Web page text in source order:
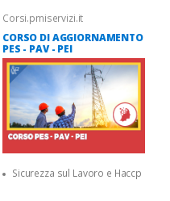
Corsi.pmiservizi.it
CORSO DI AGGIORNAMENTO
PES - PAV - PEI
Sicurezza sul Lavoro e Haccp